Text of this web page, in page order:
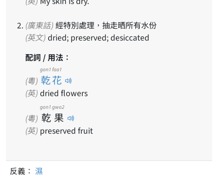
(廣東話) 經特別處理，抽走晒所有水份
(英文) dried; preserved; desiccated
配詞 / 用法：
(粵) 乾花
gon1 faa1
(英) dried flowers
(粵) 乾
gon1
果
gwo2
(英) preserved fruit
反義： 濕